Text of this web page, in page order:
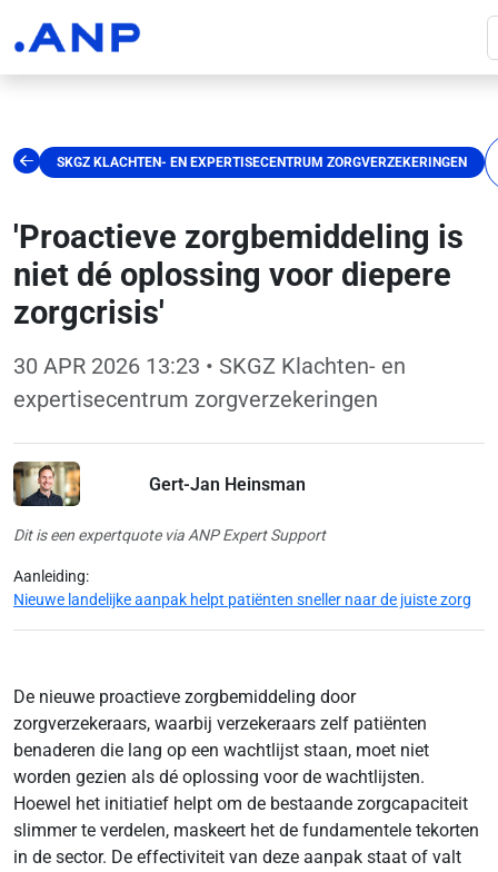
SKGZ KLACHTEN- EN EXPERTISECENTRUM ZORGVERZEKERINGEN
'Proactieve zorgbemiddeling is
niet dé oplossing voor diepere
zorgcrisis'
30 APR 2026 13:23 • SKGZ Klachten- en
expertisecentrum zorgverzekeringen
Gert-Jan Heinsman
Dit is een expertquote via ANP Expert Support
Aanleiding:
Nieuwe landelijke aanpak helpt patiënten sneller naar de juiste zorg
De nieuwe proactieve zorgbemiddeling door
zorgverzekeraars, waarbij verzekeraars zelf patiënten
benaderen die lang op een wachtlijst staan, moet niet
worden gezien als dé oplossing voor de wachtlijsten.
Hoewel het initiatief helpt om de bestaande zorgcapaciteit
slimmer te verdelen, maskeert het de fundamentele tekorten
in de sector. De effectiviteit van deze aanpak staat of valt